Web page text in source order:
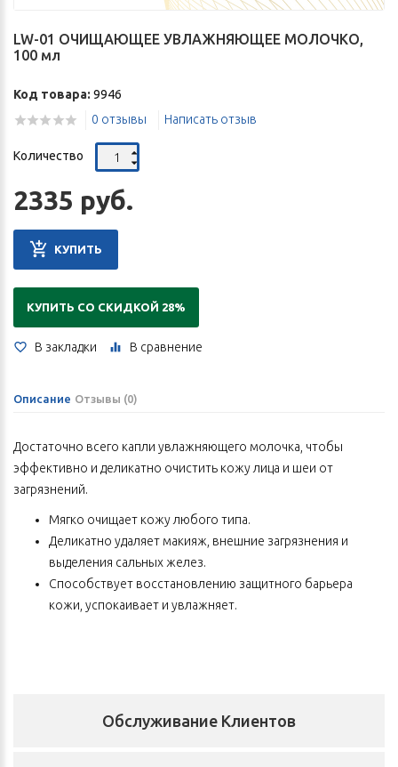
LW-01 ОЧИЩАЮЩЕЕ УВЛАЖНЯЮЩЕЕ МОЛОЧКО,
100 мл
Код товара: 9946
0 отзывы
Написать отзыв
Количество
2335 руб.
КУПИТЬ
КУПИТЬ СО СКИДКОЙ 28%
В закладки В сравнение
Описание Отзывы (0)
Достаточно всего капли увлажняющего молочка, чтобы
эффективно и деликатно очистить кожу лица и шеи от
загрязнений.
Мягко очищает кожу любого типа.
Деликатно удаляет макияж, внешние загрязнения и
выделения сальных желез.
Способствует восстановлению защитного барьера
кожи, успокаивает и увлажняет.
Активные ингредиентыОбслуживание Клиентов